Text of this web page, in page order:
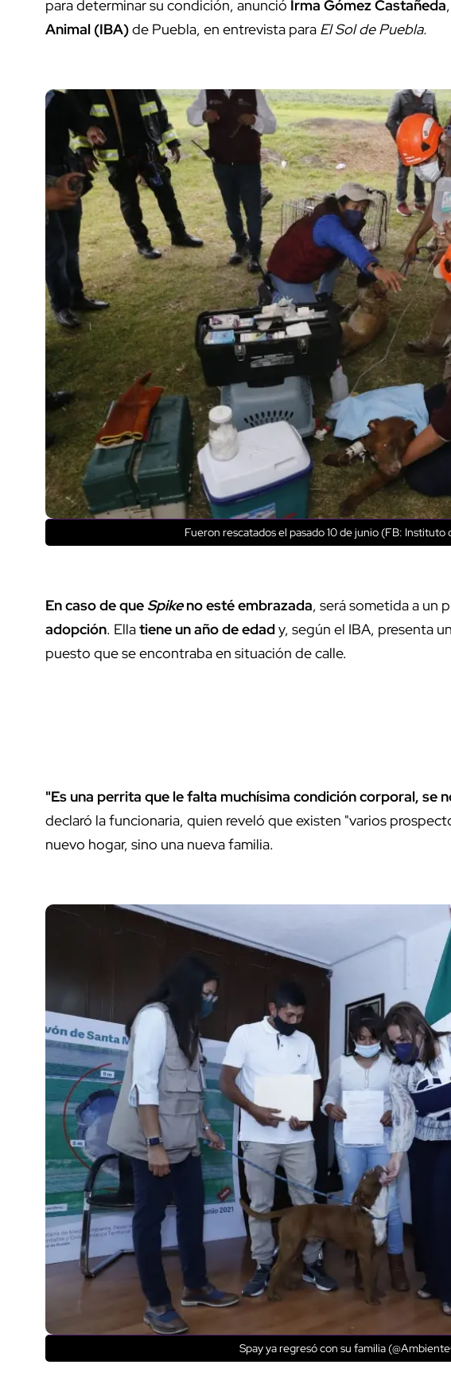
para determinar su condición, anunció Irma Gómez Castañeda
Animal (IBA)de Puebla, en entrevista para El Sol de Puebla.
Fueron rescatados el pasado 10 de junio (FB:
En caso de que Spikeno esté embrazada, será sometida a un
adopción. Ellatiene un año de edady, según el IBA, presenta un
puesto que se encontraba en situación de calle.
"Es una perrita que le falta muchísima condición corporal, se
declaró la funcionaria, quien reveló que existen "varios
nuevo hogar, sino una nueva familia.
Spay ya regresó con su familia